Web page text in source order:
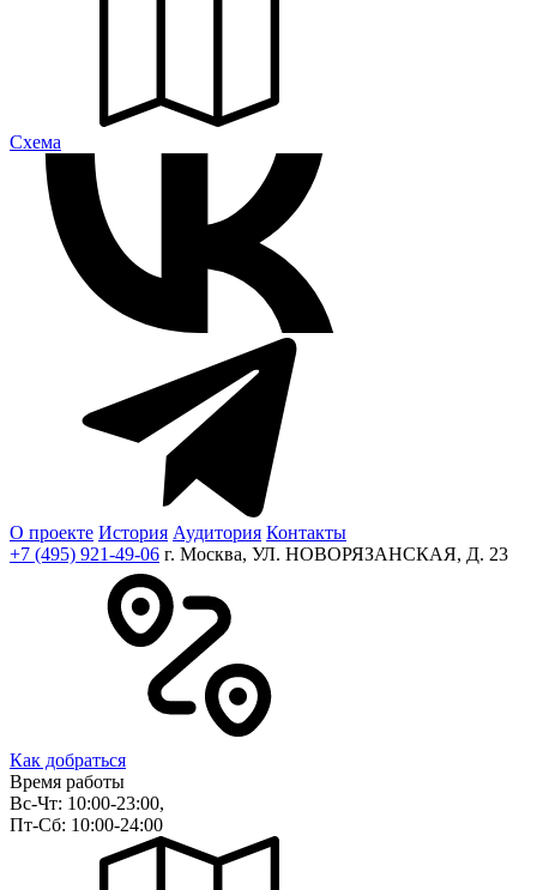
Cхема
О проекте История Аудитория Контакты
+7 (495) 921-49-06 г. Москва, УЛ. НОВОРЯЗАНСКАЯ, Д. 23
Как добраться
Время работы
Вс-Чт: 10:00-23:00,
Пт-Сб: 10:00-24:00